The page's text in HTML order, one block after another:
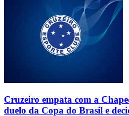
Cruzeiro empata com a
duelo da Copa do Brasil e